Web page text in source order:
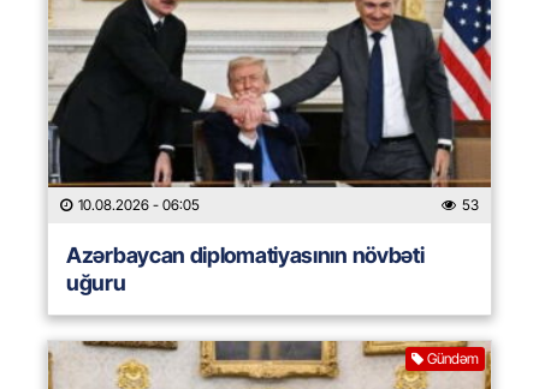
10.08.2026 - 06:05 53
Azərbaycan diplomatiyasının növbəti
uğuru
Gündəm